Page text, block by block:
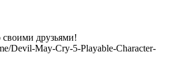
своими друзьями!
Devil-May-Cry-5-Playable-Character-